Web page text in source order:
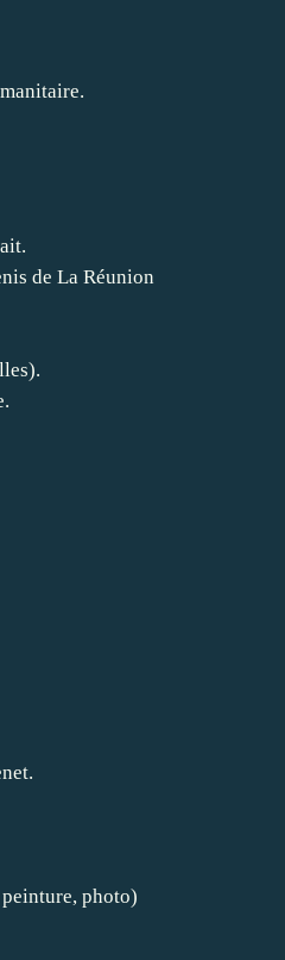
de La Réunion
photo)